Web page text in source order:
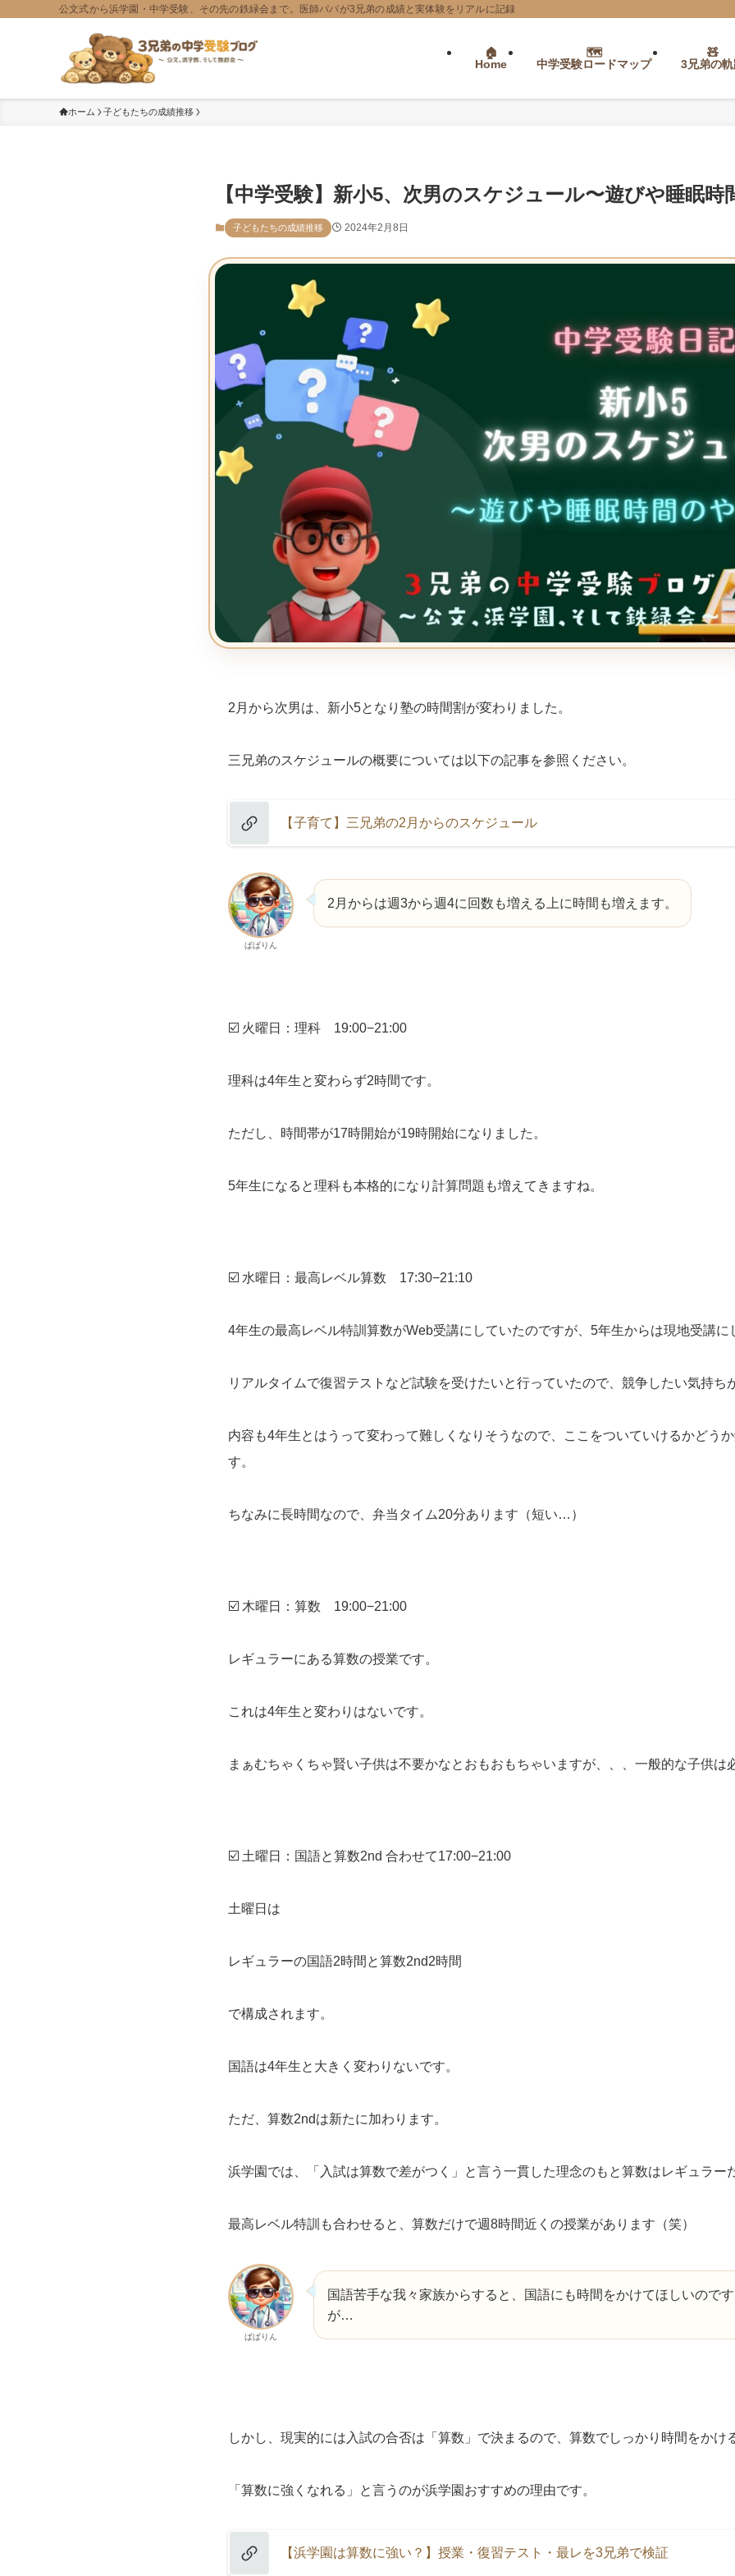
公文式から浜学園・中学受験、その先の鉄緑会まで。医師パパが3兄弟の成績と実体験をリアルに記録
Home 中学受験ロードマップ 3兄弟の
ホーム 子どもたちの成績推移
【中学受験】新小5、次男のスケジュール〜遊びや睡眠
子どもたちの成績推移 2024年2月8日
2月から次男は、新小5となり塾の時間割が変わりました。
三兄弟のスケジュールの概要については以下の記事を参照ください。
【子育て】三兄弟の2月からのスケジュール
ぱぱりん
2月からは週3から週4に回数も増える上に時間も増えます。
☑️ 火曜日：理科 19:00−21:00
理科は4年生と変わらず2時間です。
ただし、時間帯が17時開始が19時開始になりました。
5年生になると理科も本格的になり計算問題も増えてきますね。
☑️ 水曜日：最高レベル算数 17:30−21:10
4年生の最高レベル特訓算数がWeb受講にしていたのですが、5年生からは現地受講に
リアルタイムで復習テストなど試験を受けたいと行っていたので、競争したい気持ち
内容も4年生とはうって変わって難しくなりそうなので、ここをついていけるかどう
す。
ちなみに長時間なので、弁当タイム20分あります（短い…）
☑️ 木曜日：算数 19:00−21:00
レギュラーにある算数の授業です。
これは4年生と変わりはないです。
まぁむちゃくちゃ賢い子供は不要かなとおもおもちゃいますが、、、一般的な子供は
☑️ 土曜日：国語と算数2nd 合わせて17:00−21:00
土曜日は
レギュラーの国語2時間と算数2nd2時間
で構成されます。
国語は4年生と大きく変わりないです。
ただ、算数2ndは新たに加わります。
浜学園では、「入試は算数で差がつく」と言う一貫した理念のもと算数はレギュラー
最高レベル特訓も合わせると、算数だけで週8時間近くの授業があります（笑）
ぱぱりん
国語苦手な我々家族からすると、国語にも時間をかけてほしいのです
が…
しかし、現実的には入試の合否は「算数」で決まるので、算数でしっかり時間をかけ
「算数に強くなれる」と言うのが浜学園おすすめの理由です。
【浜学園は算数に強い？】授業・復習テスト・最レを3兄弟で検証